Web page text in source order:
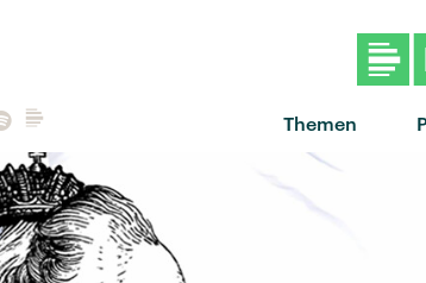
Themen